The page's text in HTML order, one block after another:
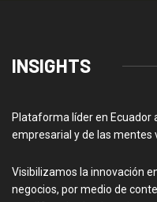
INSIGHTS
Plataforma líder en Ecuador
empresarial y de las mentes
Visibilizamos la innovación
negocios, por medio de